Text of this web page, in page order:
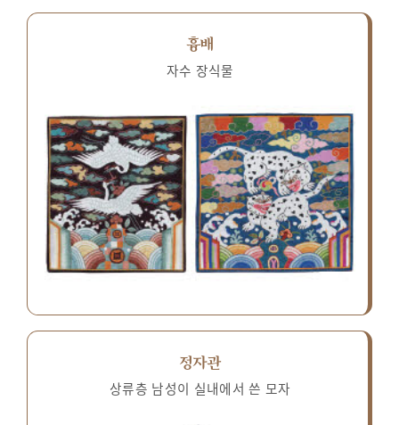
흉배
자수 장식물
정자관
상류층 남성이 실내에서 쓴 모자